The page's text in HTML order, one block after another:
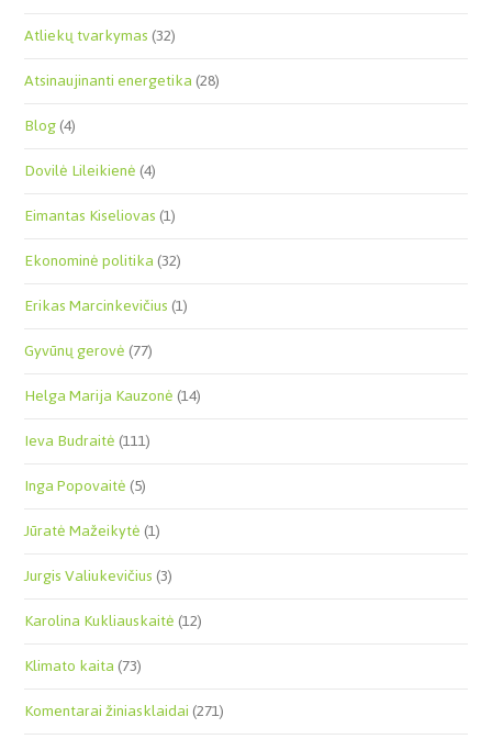
Atliekų tvarkymas(32)
Atsinaujinanti energetika(28)
Blog(4)
Dovilė Lileikienė(4)
Eimantas Kiseliovas(1)
Ekonominė politika(32)
Erikas Marcinkevičius(1)
Gyvūnų gerovė(77)
Helga Marija Kauzonė(14)
Ieva Budraitė(111)
Inga Popovaitė(5)
Jūratė Mažeikytė(1)
Jurgis Valiukevičius(3)
Karolina Kukliauskaitė(12)
Klimato kaita(73)
Komentarai žiniasklaidai(271)